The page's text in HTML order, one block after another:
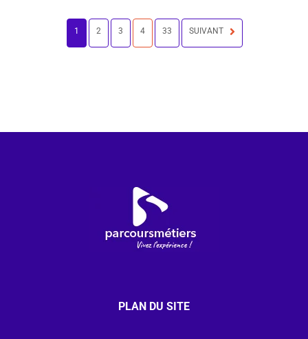
1 2 3 4 33 SUIVANT
PLAN DU SITE